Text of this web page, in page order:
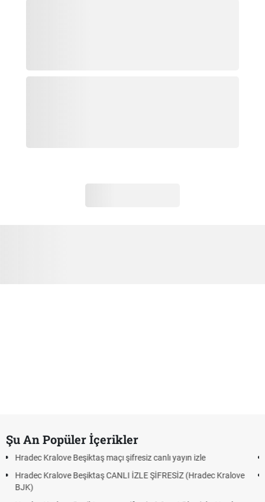
Şu An Popüler İçerikler
şifresiz canlı yayın izle
İZLE ŞİFRESİZ (Hradec Kralove
Hradec Kralove - Beşiktaş
Hradec Kralove Beşiktaş